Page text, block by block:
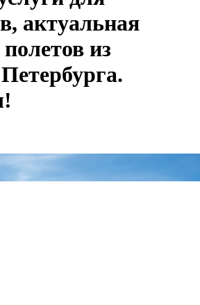
актуальная
из